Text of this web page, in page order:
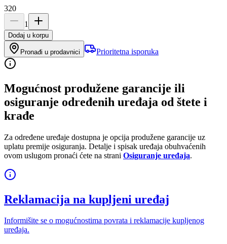
320
1
Dodaj u korpu
Pronađi u prodavnici Prioritetna isporuka
Mogućnost produžene garancije ili
osiguranje određenih uređaja od štete i
krađe
Za određene uređaje dostupna je opcija produžene garancije uz
uplatu premije osiguranja. Detalje i spisak uređaja obuhvaćenih
ovom uslugom pronaći ćete na strani Osiguranje uređaja.
Reklamacija na kupljeni uređaj
Informišite se o mogućnostima povrata i reklamacije kupljenog
uređaja.